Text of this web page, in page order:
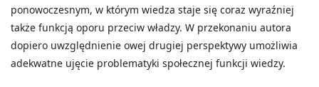
ponowoczesnym, w którym wiedza staje się coraz wyraźniej
także funkcją oporu przeciw władzy. W przekonaniu autora
dopiero uwzględnienie owej drugiej perspektywy umożliwia
adekwatne ujęcie problematyki społecznej funkcji wiedzy.